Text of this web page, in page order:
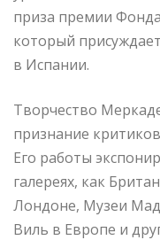
приза премии
который
в Испании.
Творчество
признание
Его работы
галереях, как
Лондоне, Музеи
Виль в Европе и